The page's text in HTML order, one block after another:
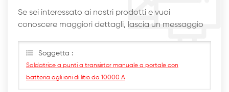
Se sei interessato ai nostri prodotti e vuoi
conoscere maggiori dettagli, lascia un messaggio
Soggetta :
Saldatrice a punti a transistor manuale a portale con
batteria agli ioni di litio da 10000 A